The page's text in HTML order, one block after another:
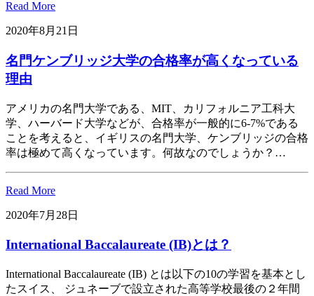
Read More
2020年8月21日
名門ケンブリッジ大学の合格率が高くなっている
理由
アメリカの名門大学である、MIT、カリフォルニア工科大
学、ハーバード大学などが、合格率が一般的に6-7%である
ことを考えると、イギリスの名門大学、ケンブリッジの合格
率は極めて高くなっています。何故なのでしょうか？…
Read More
2020年7月28日
International Baccalaureate (IB)とは？
International Baccalaureate (IB) とは以下の10の学習を基本とし
たスイス、 ジュネーブで設立された高等学校最後の２年間